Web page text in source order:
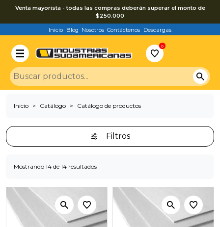
Venta mayorista - todas las compras deberán superar el monto de
$250.000
Inicio Blog Nosotros Contáctenos Descargas
0
Inicio Catálogo Catálogo de productos
Filtros
Mostrando 14 de 14 resultados